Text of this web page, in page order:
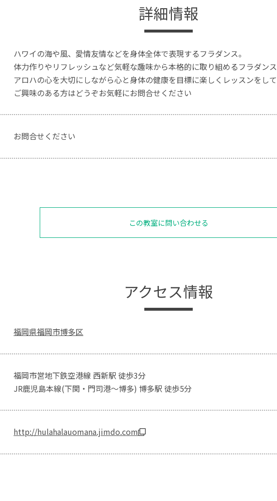
詳細情報
ハワイの海や風、愛情友情などを身体全体で表現するフラダンス。
体力作りやリフレッシュなど気軽な趣味から本格的に取り組めるフラダン
アロハの心を大切にしながら心と身体の健康を目標に楽しくレッスンをして
ご興味のある方はどうぞお気軽にお問合せください
お問合せください
この教室に問い合わせる
アクセス情報
福岡県福岡市博多区
福岡市営地下鉄空港線 西新駅 徒歩3分
JR鹿児島本線(下関・門司港～博多) 博多駅 徒歩5分
http://hulahalauomana.jimdo.com